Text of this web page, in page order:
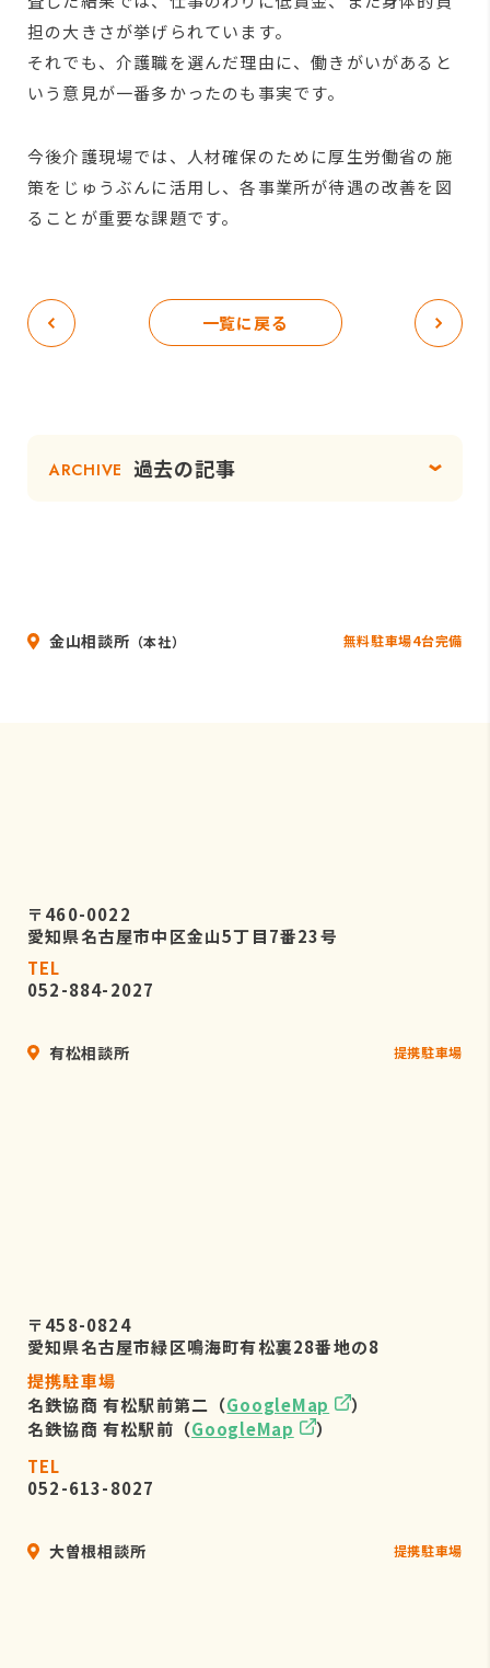
担の大きさが挙げられています。
それでも、介護職を選んだ理由に、働きがいがあると
いう意見が一番多かったのも事実です。
今後介護現場では、人材確保のために厚生労働省の施
策をじゅうぶんに活用し、各事業所が待遇の改善を図
ることが重要な課題です。
一覧に戻る
ARCHIVE 過去の記事
金山相談所 （本社） 無料駐車場4台完備
〒460-0022
愛知県名古屋市中区金山5丁目7番23号
TEL
052-884-2027
有松相談所 提携駐車場
〒458-0824
愛知県名古屋市緑区鳴海町有松裏28番地の8
提携駐車場
名鉄協商 有松駅前第二（GoogleMap
）
名鉄協商 有松駅前（GoogleMap
）
TEL
052-613-8027
大曽根相談所 提携駐車場